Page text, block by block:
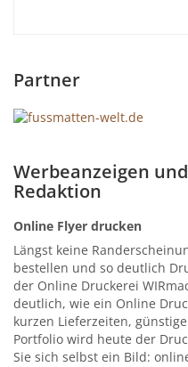
Partner
Werbeanzeigen
Redaktion
Online Flyer drucken
Längst keine
bestellen und so deutlich
der Online Druckerei
deutlich, wie ein Online
kurzen Lieferzeiten,
Portfolio wird heute der
Sie sich selbst ein Bild: